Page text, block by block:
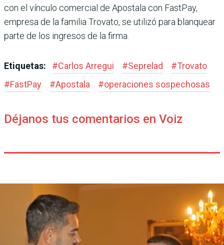
con el vínculo comercial de Apostala con FastPay,
empresa de la familia Trovato, se utilizó para blanquear
parte de los ingresos de la firma.
Etiquetas: #Carlos Arregui #Seprelad #Trovato
#FastPay #Apostala #operaciones sospechosas
Déjanos tus comentarios en Voiz